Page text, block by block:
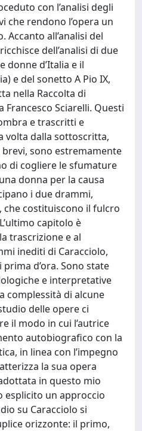
con l’analisi degli
che rendono l’opera un
all’analisi del
dell’analisi di due
donne d’Italia e il
e del sonetto A Pio IX,
nella Raccolta di
Sciarelli. Questi
e trascritti e
volta dalla sottoscritta,
sono estremamente
di cogliere le sfumature
donna per la causa
i due drammi,
costituiscono il fulcro
capitolo è
trascrizione e al
inediti di Caracciolo,
d’ora. Sono state
e interpretative
complessità di alcune
delle opere ci
il modo in cui l’autrice
autobiografico con la
in linea con l’impegno
la sua opera
in questo mio
esplicito un approccio
su Caracciolo si
orizzonte: il primo,